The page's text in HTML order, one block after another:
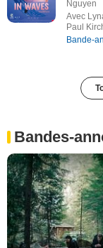
Nguyen
Avec
Paul
Bande-
Bandes-